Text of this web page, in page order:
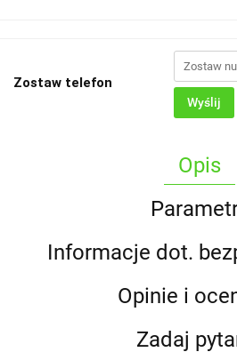
Zostaw telefon
Wyślij
Opis
Informacje dot.
Opinie i
Zadaj